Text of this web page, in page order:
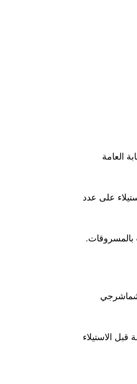
النيابة العامة
نقل تحمل رقم «ف أ ن 1527»، وتمكنوا من الاستيلاء على عدد
بالمسروقات.
بالشقة قبل الاستيلاء